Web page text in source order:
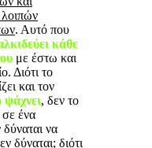
. Αυτό που
κάθε
με έστω και
Διότι το
και τον
ψάχνει, δεν το
σε ένα
να
δύναται; διότι